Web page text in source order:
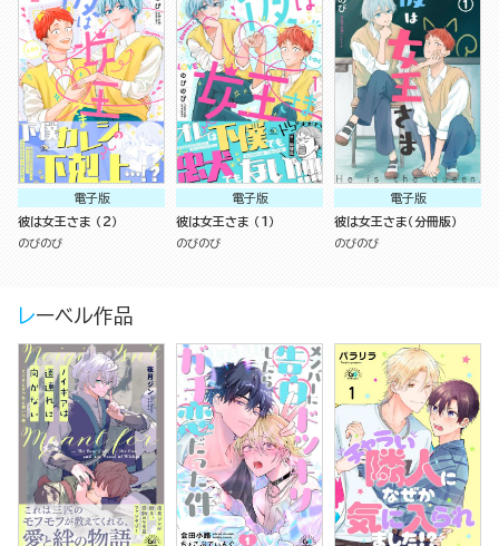
電子版
彼は女王さま （2）
のびのび
電子版
彼は女王さま （1）
のびのび
電子版
彼は女王さま（分冊版）
のびのび
レーベル作品